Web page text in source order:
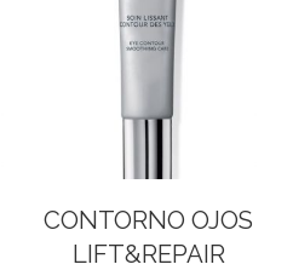
CONTORNO OJOS
LIFT&REPAIR